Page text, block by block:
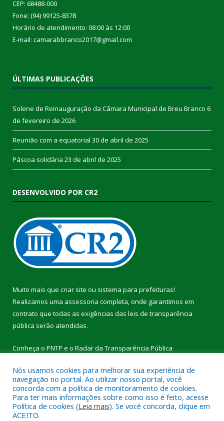
CEP: 68488-000
Fone: (94) 99125-8378
Horário de atendimento: 08:00 às 12:00
E-mail: camarabbranco2017@gmail.com
ÚLTIMAS PUBLICAÇÕES
Solene de Reinauguração da Câmara Municipal de Breu Branco 6
de fevereiro de 2026
Reunião com a equatorial 30 de abril de 2025
Páscoa solidária 23 de abril de 2025
DESENVOLVIDO POR CR2
Muito mais que criar site ou sistema para prefeituras!
Realizamos uma assessoria completa, onde garantimos em
contrato que todas as exigências das leis de transparência
pública serão atendidas.
Conheça o PNTP e o Radar da Transparência Pública
Todos os direitos reservados a Câmara Municipal de Breu
Branco.
Nós usamos cookies para melhorar sua experiência de
navegação no portal. Ao utilizar nosso portal, você
concorda com a política de monitoramento de cookies.
Para ter mais informações sobre como isso é feito, acesse
Política de cookies (Leia mais). Se você concorda, clique em
ACEITO.